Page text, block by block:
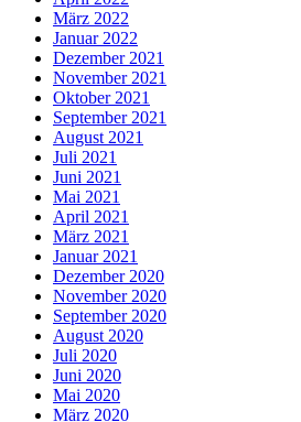
März 2022
Januar 2022
Dezember 2021
November 2021
Oktober 2021
September 2021
August 2021
Juli 2021
Juni 2021
Mai 2021
April 2021
März 2021
Januar 2021
Dezember 2020
November 2020
September 2020
August 2020
Juli 2020
Juni 2020
Mai 2020
März 2020